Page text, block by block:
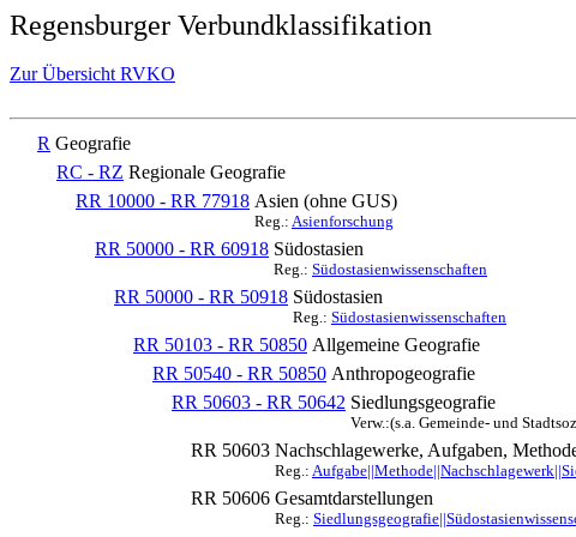
Regensburger Verbundklassifikation
Zur Übersicht RVKO
R Geografie
RC - RZ Regionale Geografie
RR 10000 - RR 77918 Asien (ohne GUS)
Reg.: Asienforschung
RR 50000 - RR 60918 Südostasien
Reg.: Südostasienwissenschaften
RR 50000 - RR 50918 Südostasien
Reg.: Südostasienwissenschaften
RR 50103 - RR 50850 Allgemeine Geografie
RR 50540 - RR 50850 Anthropogeografie
RR 50603 - RR 50642 Siedlungsgeografie
Verw.:(s.a. Gemeinde- und
RR 50603 Nachschlagewerke, Aufgaben,
Reg.:
RR 50606 Gesamtdarstellungen
Reg.: